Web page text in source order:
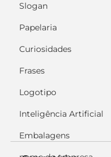
Slogan
Papelaria
Curiosidades
Frases
Logotipo
Inteligência Artificial
Embalagens